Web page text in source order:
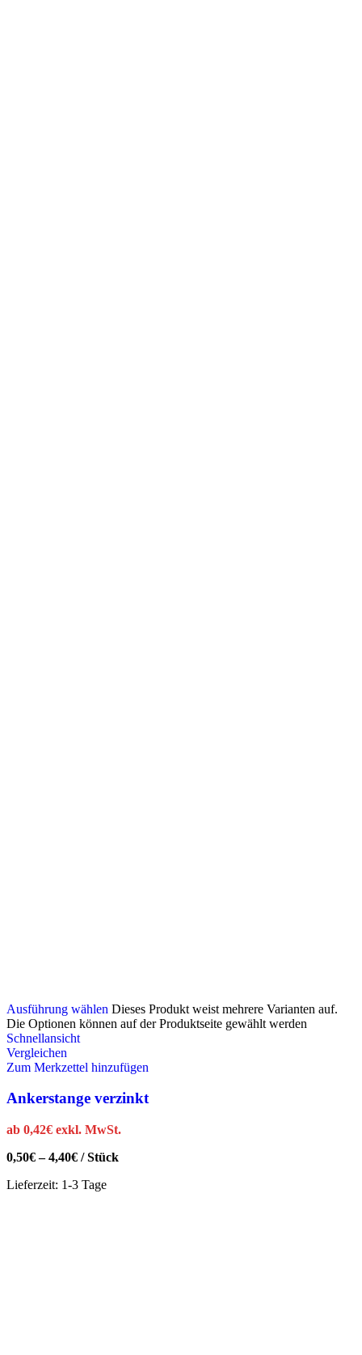
Ausführung wählen Dieses Produkt weist mehrere Varianten auf.
Die Optionen können auf der Produktseite gewählt werden
Schnellansicht
Vergleichen
Zum Merkzettel hinzufügen
Ankerstange verzinkt
ab 0,42€ exkl. MwSt.
0,50€–4,40€ /Stück
Lieferzeit: 1-3 Tage